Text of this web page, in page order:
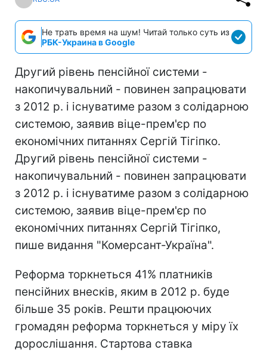
Не трать время на шум! Читай только суть из
РБК-Украина в Google
Другий рівень пенсійної системи -
накопичувальний - повинен запрацювати
з 2012 р. і існуватиме разом з солідарною
системою, заявив віце-прем'єр по
економічних питаннях Сергій Тігіпко.
Другий рівень пенсійної системи -
накопичувальний - повинен запрацювати
з 2012 р. і існуватиме разом з солідарною
системою, заявив віце-прем'єр по
економічних питаннях Сергій Тігіпко,
пише видання "Комерсант-Україна".
Реформа торкнеться 41% платників
пенсійних внесків, яким в 2012 р. буде
більше 35 років. Решти працюючих
громадян реформа торкнеться у міру їх
дорослішання. Стартова ставка